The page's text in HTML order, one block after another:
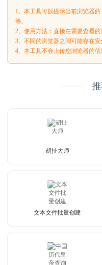
1、本工具可以提示当前浏览器
等。
2、使用方法：直接在需要查看的
3、不同的浏览器之间可能存在
4、本工具不会上传您浏览器的信
胡扯大师
文本文件批量创建